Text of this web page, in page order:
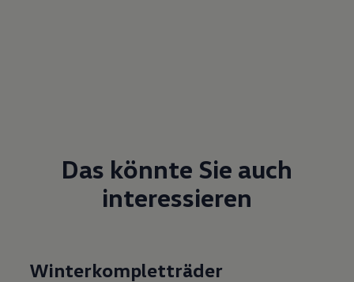
Das könnte Sie auch
interessieren
Winterkompletträder